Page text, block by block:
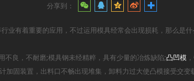
分享到：
有着重要的应用，不过运用模具经常会出现损耗，那么是
良，不耐磨;模具钢未经精粹，具有少量的冶炼缺陷;凸凹模
固装置，出料口不畅出现堆集，卸料力过大使凸模接受交